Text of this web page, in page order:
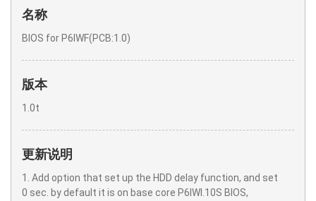
名称
BIOS for P6IWF(PCB:1.0)
版本
1.0t
更新说明
1. Add option that set up the HDD delay function, and set
0 sec. by default it is on base core P6IWI.10S BIOS,